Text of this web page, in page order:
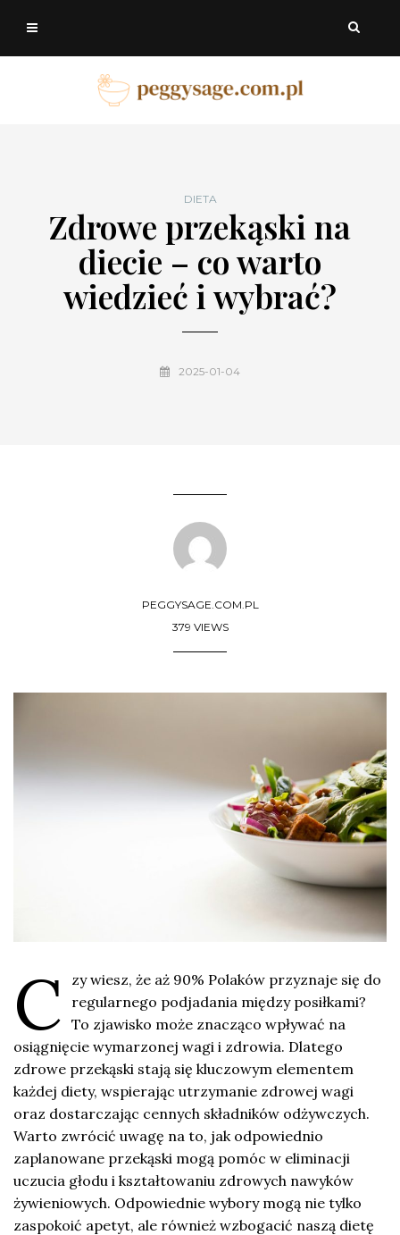
DIETA
Zdrowe przekąski na
diecie – co warto
wiedzieć i wybrać?
2025-01-04
PEGGYSAGE.COM.PL
379 VIEWS
C
zy wiesz, że aż 90% Polaków przyznaje się do
regularnego podjadania między posiłkami?
To zjawisko może znacząco wpływać na
osiągnięcie wymarzonej wagi i zdrowia. Dlatego
zdrowe przekąski stają się kluczowym elementem
każdej diety, wspierając utrzymanie zdrowej wagi
oraz dostarczając cennych składników odżywczych.
Warto zwrócić uwagę na to, jak odpowiednio
zaplanowane przekąski mogą pomóc w eliminacji
uczucia głodu i kształtowaniu zdrowych nawyków
żywieniowych. Odpowiednie wybory mogą nie tylko
zaspokoić apetyt, ale również wzbogacić naszą dietę